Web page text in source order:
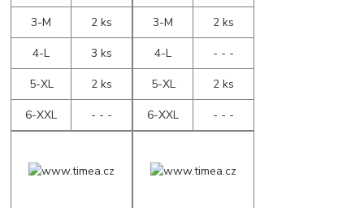
3-M
2 ks
4-L
3 ks
5-XL
2 ks
6-XXL
- - -
3-M
2 ks
4-L
- - -
5-XL
2 ks
6-XXL
- - -